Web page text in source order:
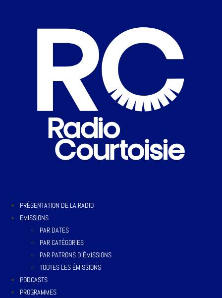
PRÉSENTATION DE LA RADIO
EMISSIONS
PAR DATES
PAR CATÉGORIES
PAR PATRONS D’ÉMISSIONS
TOUTES LES ÉMISSIONS
PODCASTS
PROGRAMMES